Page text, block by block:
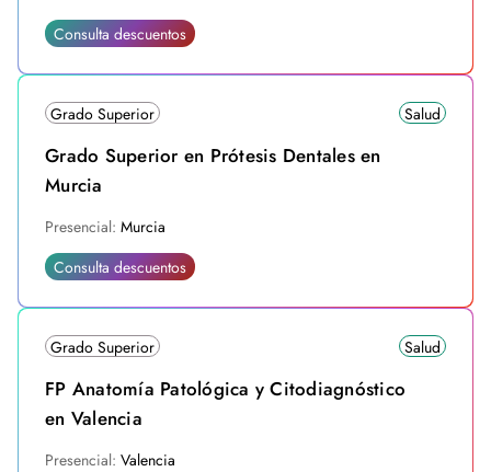
Consulta descuentos
Grado Superior Salud
Grado Superior en Prótesis Dentales en
Murcia
Presencial: Murcia
Consulta descuentos
Grado Superior Salud
FP Anatomía Patológica y Citodiagnóstico
en Valencia
Presencial: Valencia